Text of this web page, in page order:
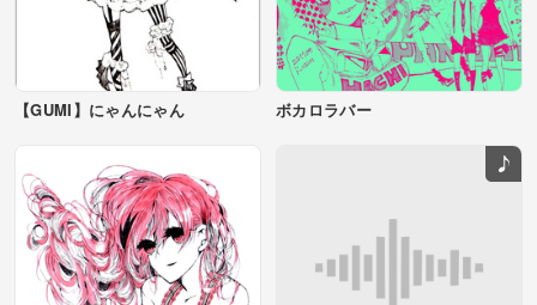
【GUMI】にゃんにゃん ボカロラバー